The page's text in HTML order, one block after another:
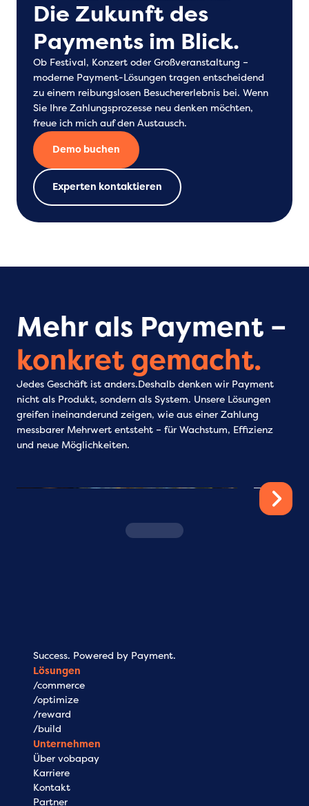
Die Zukunft des
Payments im Blick.
Ob Festival, Konzert oder Großveranstaltung –
moderne Payment-Lösungen tragen entscheidend
zu einem reibungslosen Besuchererlebnis bei. Wenn
Sie Ihre Zahlungsprozesse neu denken möchten,
freue ich mich auf den Austausch.
Demo buchen
Experten kontaktieren
Mehr als Payment –
konkret gemacht.
Jedes Geschäft ist anders.Deshalb denken wir Payment
nicht als Produkt, sondern als System. Unsere Lösungen
greifen ineinanderund zeigen, wie aus einer Zahlung
messbarer Mehrwert entsteht – für Wachstum, Effizienz
und neue Möglichkeiten.
commerce
Damit Ihre Kunden gerne zahlen.
/
Success. Powered by Payment.
Lösungen
/commerce
/optimize
/reward
/build
Unternehmen
Über vobapay
Karriere
Kontakt
Partner